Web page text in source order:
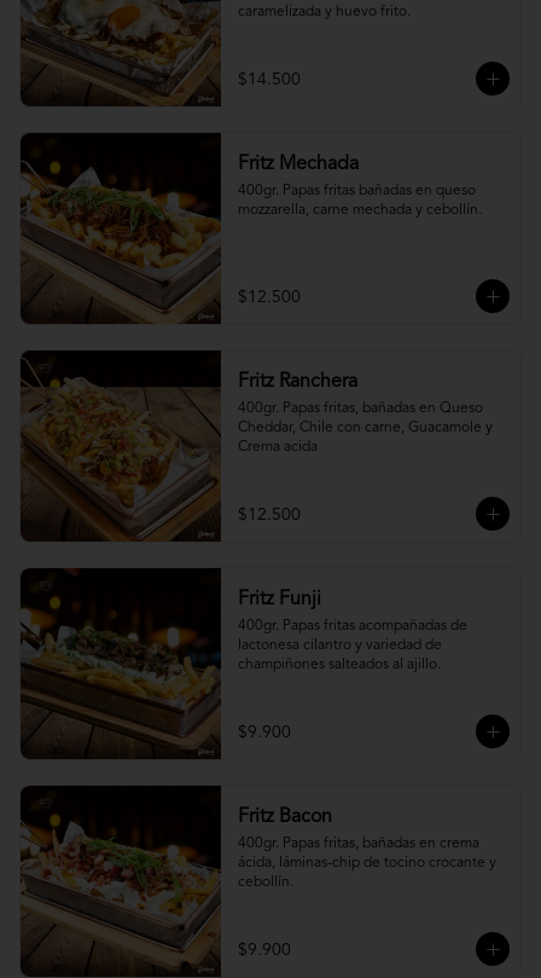
caramelizada y huevo frito.
$14.500
Fritz Mechada
400gr. Papas fritas bañadas en queso
mozzarella, carne mechada y cebollín.
$12.500
Fritz Ranchera
400gr. Papas fritas, bañadas en Queso
Cheddar, Chile con carne, Guacamole y
Crema acida
$12.500
Fritz Funji
400gr. Papas fritas acompañadas de
lactonesa cilantro y variedad de
champiñones salteados al ajillo.
$9.900
Fritz Bacon
400gr. Papas fritas, bañadas en crema
ácida, láminas-chip de tocino crocante y
cebollín.
$9.900